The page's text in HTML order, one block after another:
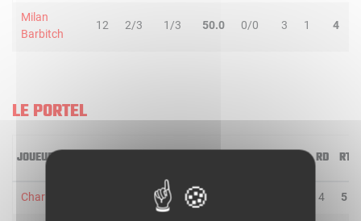
Milan
Barbitch
12 2/3 1/3 50.0 0/0 3 1 4
LE PORTEL
JOUEUR RO RD RT
Charles Abouo 2/5 1/4 4 5